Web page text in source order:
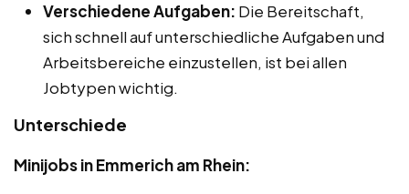
Verschiedene Aufgaben: Die Bereitschaft,
sich schnell auf unterschiedliche Aufgaben und
Arbeitsbereiche einzustellen, ist bei allen
Jobtypen wichtig.
Unterschiede
Minijobs in Emmerich am Rhein: